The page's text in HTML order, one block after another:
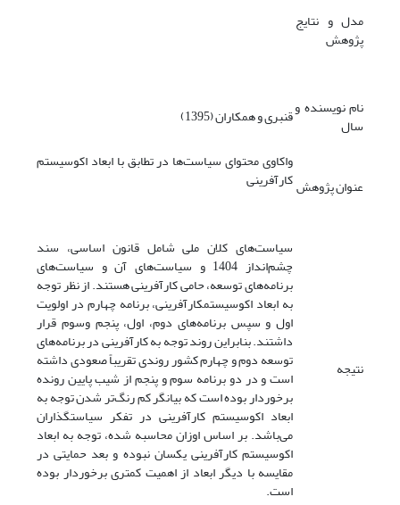
مدل و نتایج
پژوهش
نام نویسنده و
سال قنبری و همکاران (1395)
عنوان پژوهش
واکاوی محتوای سیاست‌ها در تطابق با ابعاد اکوسیستم
کارآفرینی
نتیجه
سیاست‌های کلان ملی شامل قانون اساسی، سند
چشم‌انداز 1404 و سیاست‌های آن و سیاست‌های
برنامه‌های توسعه، حامی کارآفرینی هستند. از نظر توجه
به ابعاد اکوسیستم­کارآفرینی، برنامه چهارم در اولویت
اول و سپس برنامه‌های دوم، اول، پنجم وسوم قرار
داشتند. بنابراین روند توجه به کارآفرینی در برنامه‌های
توسعه دوم و چهارم کشور روندی تقریباً صعودی داشته
است و در دو برنامه سوم و پنجم از شیب پایین رونده
برخوردار بوده است که بیانگر کم رنگ‌تر شدن توجه به
ابعاد اکوسیستم کارآفرینی در تفکر سیاست­گذاران
می‌باشد. بر اساس اوزان محاسبه شده، توجه به ابعاد
اکوسیستم کارآفرینی یکسان نبوده و بعد حمایتی در
مقایسه با دیگر ابعاد از اهمیت کمتری برخوردار بوده
است.